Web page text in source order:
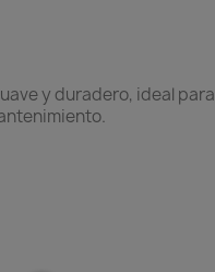
y duradero, ideal para